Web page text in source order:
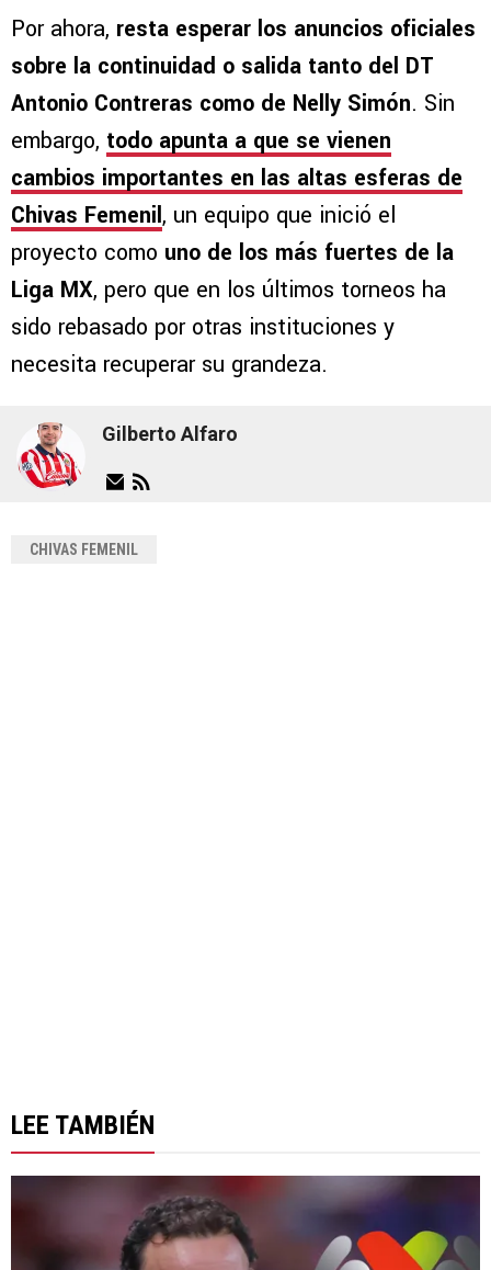
Por ahora, resta esperar los anuncios oficiales
sobre la continuidad o salida tanto del DT
Antonio Contreras como de Nelly Simón. Sin
embargo, todo apunta a que se vienen
cambios importantes en las altas esferas de
Chivas Femenil, un equipo que inició el
proyecto como uno de los más fuertes de la
Liga MX, pero que en los últimos torneos ha
sido rebasado por otras instituciones y
necesita recuperar su grandeza.
Gilberto Alfaro
CHIVAS FEMENIL
LEE TAMBIÉN